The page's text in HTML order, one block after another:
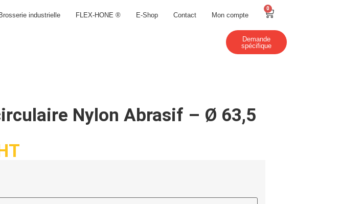
industrielle FLEX-HONE ® E-Shop Contact Mon compte
0
Demande
spécifique
Nylon Abrasif – Ø 63,5